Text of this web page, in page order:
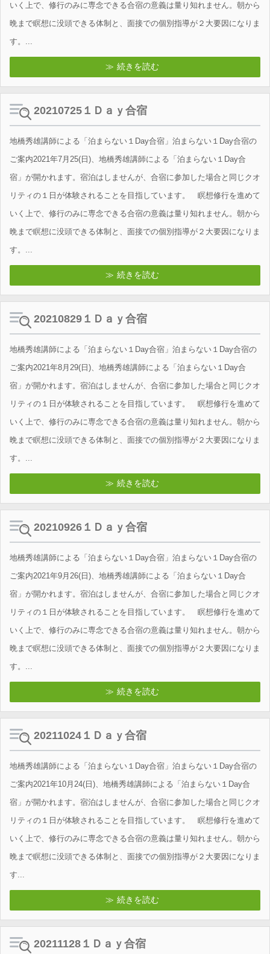
いく上で、修行のみに専念できる合宿の意義は量り知れません。朝から
晩まで瞑想に没頭できる体制と、面接での個別指導が２大要因になりま
す。...
続きを読む
20210725１Ｄａｙ合宿
地橋秀雄講師による「泊まらない１Day合宿」泊まらない１Day合宿の
ご案内2021年7月25(日)、地橋秀雄講師による「泊まらない１Day合
宿」が開かれます。宿泊はしませんが、合宿に参加した場合と同じクオ
リティの１日が体験されることを目指しています。 瞑想修行を進めて
いく上で、修行のみに専念できる合宿の意義は量り知れません。朝から
晩まで瞑想に没頭できる体制と、面接での個別指導が２大要因になりま
す。...
続きを読む
20210829１Ｄａｙ合宿
地橋秀雄講師による「泊まらない１Day合宿」泊まらない１Day合宿の
ご案内2021年8月29(日)、地橋秀雄講師による「泊まらない１Day合
宿」が開かれます。宿泊はしませんが、合宿に参加した場合と同じクオ
リティの１日が体験されることを目指しています。 瞑想修行を進めて
いく上で、修行のみに専念できる合宿の意義は量り知れません。朝から
晩まで瞑想に没頭できる体制と、面接での個別指導が２大要因になりま
す。...
続きを読む
20210926１Ｄａｙ合宿
地橋秀雄講師による「泊まらない１Day合宿」泊まらない１Day合宿の
ご案内2021年9月26(日)、地橋秀雄講師による「泊まらない１Day合
宿」が開かれます。宿泊はしませんが、合宿に参加した場合と同じクオ
リティの１日が体験されることを目指しています。 瞑想修行を進めて
いく上で、修行のみに専念できる合宿の意義は量り知れません。朝から
晩まで瞑想に没頭できる体制と、面接での個別指導が２大要因になりま
す。...
続きを読む
20211024１Ｄａｙ合宿
地橋秀雄講師による「泊まらない１Day合宿」泊まらない１Day合宿の
ご案内2021年10月24(日)、地橋秀雄講師による「泊まらない１Day合
宿」が開かれます。宿泊はしませんが、合宿に参加した場合と同じクオ
リティの１日が体験されることを目指しています。 瞑想修行を進めて
いく上で、修行のみに専念できる合宿の意義は量り知れません。朝から
晩まで瞑想に没頭できる体制と、面接での個別指導が２大要因になりま
す...
続きを読む
20211128１Ｄａｙ合宿